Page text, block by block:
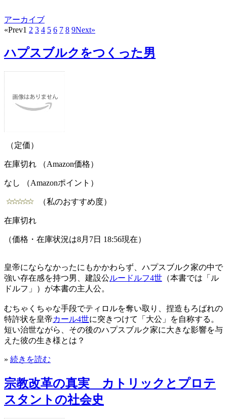
アーカイブ
«Prev1 2 3 4 5 6 7 8 9Next»
ハプスブルクをつくった男
（定価）
在庫切れ （Amazon価格）
なし （Amazonポイント）
（私のおすすめ度）
在庫切れ
（価格・在庫状況は8月7日 18:56現在）
皇帝にならなかったにもかかわらず、ハプスブルク家の中で
強い存在感を持つ男、建設公ルードルフ4世 （本書では「ル
ドルフ」）が本書の主人公。
むちゃくちゃな手段でティロルを奪い取り、捏造もろばれの
特許状を皇帝カール4世に突きつけて「大公」を自称する。
短い治世ながら、その後のハプスブルク家に大きな影響を与
えた彼の生き様とは？
» 続きを読む
宗教改革の真実 カトリックとプロテ
スタントの社会史